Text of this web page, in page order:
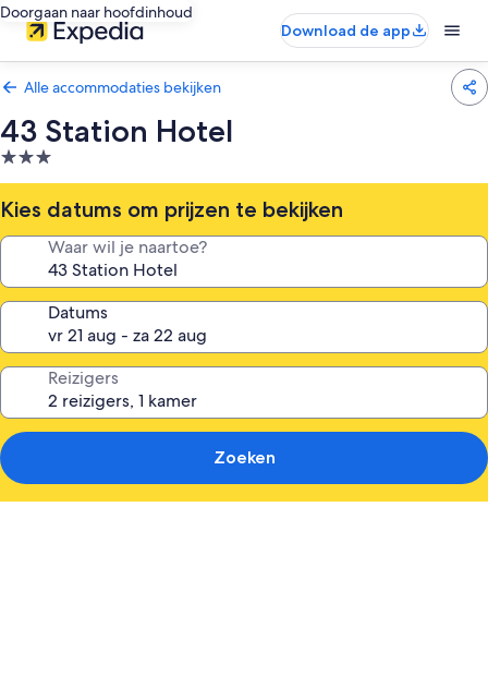
Doorgaan naar hoofdinhoud
Download de app
Alle accommodaties bekijken
43 Station Hotel
3.0-
sterrenaccommodatie
Kies datums om prijzen te bekijken
Waar wil je naartoe?
Datums
Reizigers
Zoeken